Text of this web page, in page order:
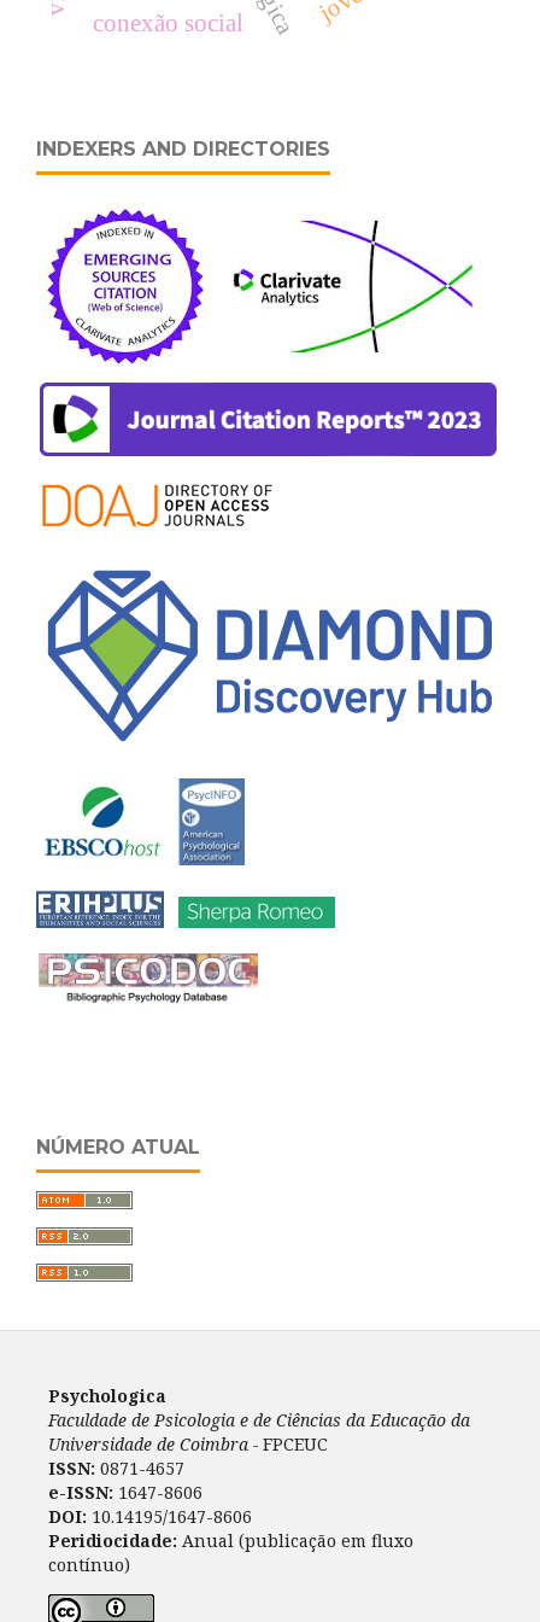
conexão social
INDEXERS AND DIRECTORIES
NÚMERO ATUAL
Psychologica
Faculdade de Psicologia e de Ciências da Educação da
Universidade de Coimbra - FPCEUC
ISSN: 0871-4657
e-ISSN: 1647-8606
DOI: 10.14195/1647-8606
Peridiocidade: Anual (publicação em fluxo
contínuo)